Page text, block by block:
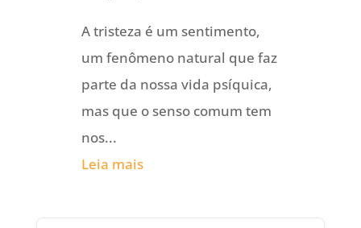
A tristeza é um sentimento,
um fenômeno natural que faz
parte da nossa vida psíquica,
mas que o senso comum tem
nos...
Leia mais